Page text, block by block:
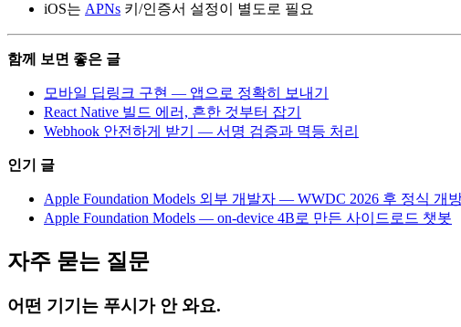
iOS는 APNs 키/인증서 설정이 별도로 필요
함께 보면 좋은 글
모바일 딥링크 구현 — 앱으로 정확히 보내기
React Native 빌드 에러, 흔한 것부터 잡기
Webhook 안전하게 받기 — 서명 검증과 멱등 처리
인기 글
Apple Foundation Models 외부 개발자 — WWDC 2026 후 정식 개
Apple Foundation Models — on-device 4B로 만든 사이드로드 챗봇
자주 묻는 질문
어떤 기기는 푸시가 안 와요.